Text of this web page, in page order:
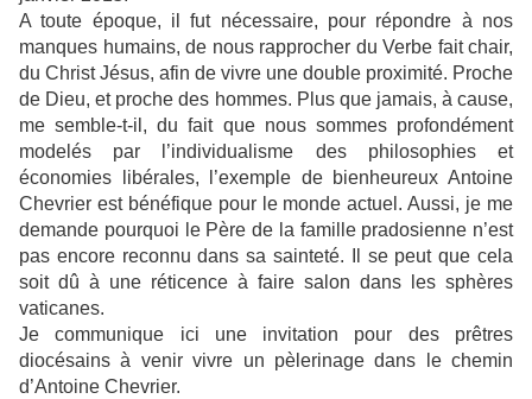
A toute époque, il fut nécessaire, pour répondre à nos
manques humains, de nous rapprocher du Verbe fait chair,
du Christ Jésus, afin de vivre une double proximité. Proche
de Dieu, et proche des hommes. Plus que jamais, à cause,
me semble-t-il, du fait que nous sommes profondément
modelés par l’individualisme des philosophies et
économies libérales, l’exemple de bienheureux Antoine
Chevrier est bénéfique pour le monde actuel. Aussi, je me
demande pourquoi le Père de la famille pradosienne n’est
pas encore reconnu dans sa sainteté. Il se peut que cela
soit dû à une réticence à faire salon dans les sphères
vaticanes.
Je communique ici une invitation pour des prêtres
diocésains à venir vivre un pèlerinage dans le chemin
d’Antoine Chevrier.